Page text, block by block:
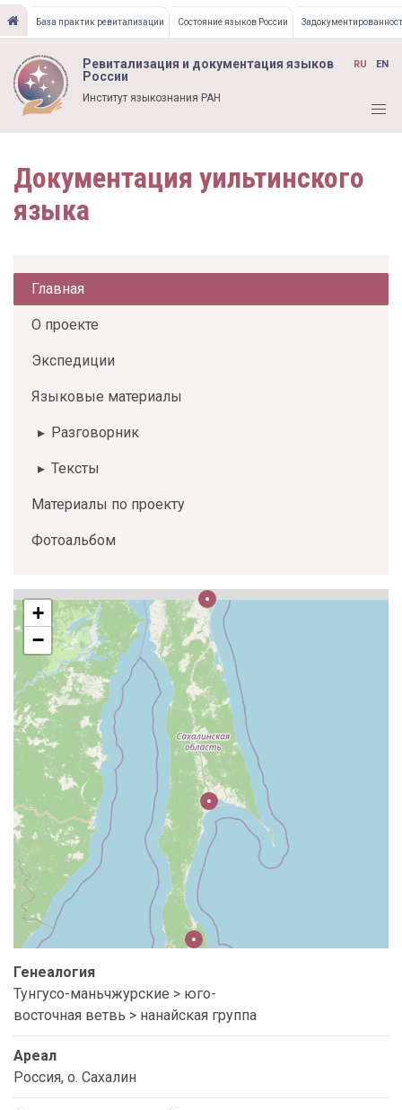
Перейти
к
основному
содержанию
База практик ревитализации Состояние языков России
Ревитализация и документация языков
России
Институт языкознания РАН
RU EN
Документация уильтинского
языка
Главная
О проекте
Экспедиции
Языковые материалы
Разговорник
Тексты
Материалы по проекту
Фотоальбом
+
−
Генеалогия
Тунгусо-маньчжурские > юго-
восточная ветвь > нанайская группа
Ареал
Россия, о. Сахалин